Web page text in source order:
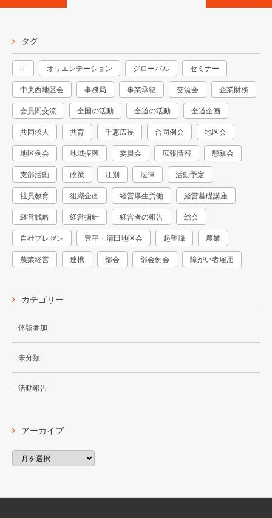
タグ
IT オリエンテーション グローバル セミナー
中央西地区会 事務局 事業承継 交流会 企業財務
会員間交流 全国の活動 全道の活動 全道企画
共同求人 共育 千恵広長 合同例会 地区会
地区例会 地域振興 委員会 広報情報 懇親会
支部活動 政策 江別 法律 活動予定
社員教育 組織企画 経営厚生労働 経営基礎講座
経営戦略 経営指針 経営者の報告 総会
自社プレゼン 豊平・清田地区会 起望峰 農業
農業経営 連携 部会 部会例会 障がい者雇用
カテゴリー
体験参加
未分類
活動報告
アーカイブ